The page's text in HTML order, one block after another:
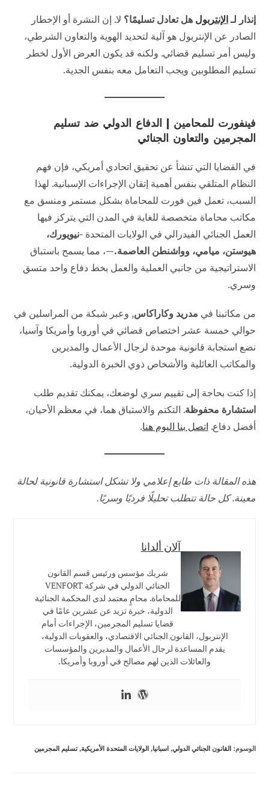
إنذار لـالإنتربول هل تعادل تسليمًا؟ لا. إن النشرة أو الإخطار
الصادر عن الإنتربول هو آلية لتحديد الهوية والتعاون الشرطي،
وليس أمر تسليم قضائي. ولكنه قد يكون العرض الأول لخطر
تسليم المطلوبين ويجب التعامل معه بنفس الجدية.
فينفورت للمحامين | الدفاع الدولي ضد تسليم
المجرمين والتعاون الجنائي
في القضايا التي تنشأ عن تحقيق اتحادي أمريكي، فإن فهم
النظام المتلقي بنفس أهمية إتقان الإجراءات الإسبانية. لهذا
السبب، تعمل فين فورت للمحاماة بشكل مستمر ومنسق مع
مكاتب محاماة متخصصة للغاية في المدن التي يتركز فيها
العمل الجنائي الفيدرالي في الولايات المتحدة -نيويورك،
هيوستن، ميامي، وواشنطن العاصمة.—، مما يسمح باستباق
الاستراتيجية من جانبي العملية والعمل بخط دفاع واحد متسق
وسري.
من مكاتبنا في مدريد وكاراكاس, وعبر شبكة من المراسلين في
حوالي خمسة عشر اختصاص قضائي في أوروبا وأمريكا وآسيا،
نضع استجابة قانونية موحدة لرجال الأعمال والمديرين
والمكاتب العائلية والأشخاص ذوي الخبرة الدولية.
إذا كنت بحاجة إلى تقييم سري لوضعك، يمكنك تقديم طلب
استشارة محفوظة. التكتم والاستباق هما، في معظم الأحيان،
أفضل دفاع. اتصل بنا اليوم هنا.
هذه المقالة ذات طابع إعلامي ولا تشكل استشارة قانونية لحالة
معينة. كل حالة تتطلب تحليلًا فرديًا وسريًا.
آلان ألدانا
شريك مؤسس ورئيس قسم القانون
الجنائي الدولي في شركة VENFORT
للمحاماة. محامٍ معتمد لدى المحكمة الجنائية
الدولية، خبرة تزيد عن عشرين عامًا في
قضايا تسليم المجرمين، الإجراءات أمام
الإنتربول، القانون الجنائي الاقتصادي، والعقوبات الدولية،
يقدم المساعدة لرجال الأعمال والمديرين والمؤسسات
والعائلات الذين لهم مصالح في أوروبا وأمريكا.
الوسوم: القانون الجنائي الدولي, اسبانيا, الولايات المتحدة الأمريكية, تسليم المجرمين